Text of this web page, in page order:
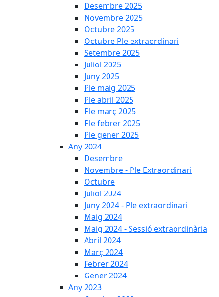
Desembre 2025
Novembre 2025
Octubre 2025
Octubre Ple extraordinari
Setembre 2025
Juliol 2025
Juny 2025
Ple maig 2025
Ple abril 2025
Ple març 2025
Ple febrer 2025
Ple gener 2025
Any 2024
Desembre
Novembre - Ple Extraordinari
Octubre
Juliol 2024
Juny 2024 - Ple extraordinari
Maig 2024
Maig 2024 - Sessió extraordinària
Abril 2024
Març 2024
Febrer 2024
Gener 2024
Any 2023